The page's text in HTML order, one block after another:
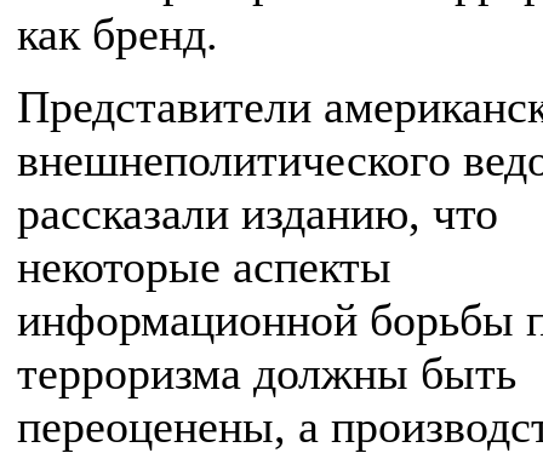
как бренд.
Представители
внешнеполитического
рассказали изданию, что
некоторые аспекты
информационной борьбы
терроризма должны быть
переоценены, а